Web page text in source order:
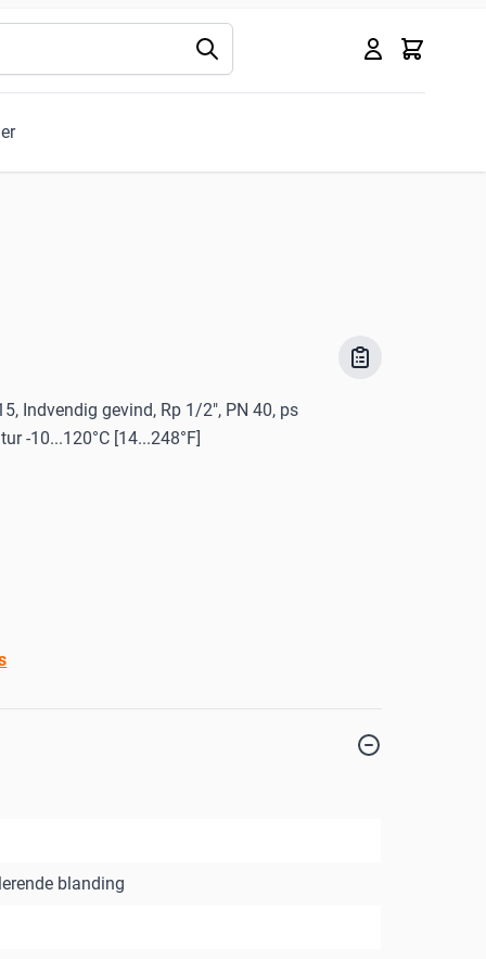
Kurv
Indvendig gevind, Rp 1/2", PN 40, ps
-10...120°C [14...248°F]
blanding